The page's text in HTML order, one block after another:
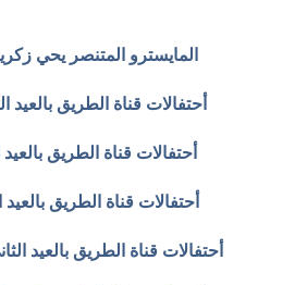
المايسترو المتنصر يحي
أحتفالات قناة الطريق بالعيد
أحتفالات قناة الطريق بالعيد
أحتفالات قناة الطريق بالعيد
أحتفالات قناة الطريق بالعيد